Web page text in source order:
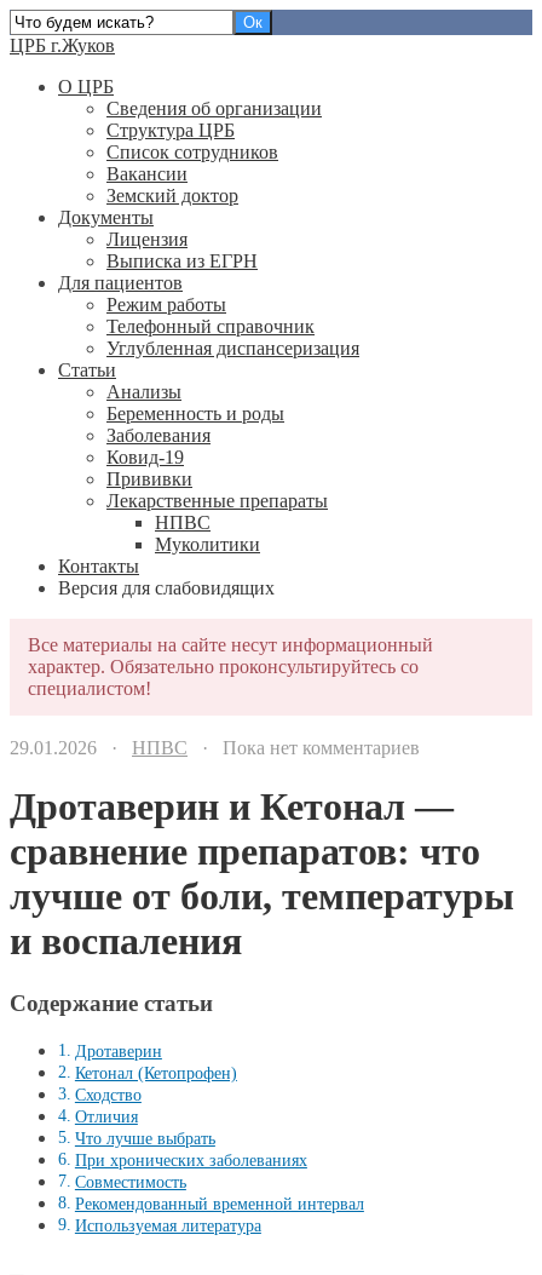
ЦРБ г.Жуков
О ЦРБ
Сведения об организации
Структура ЦРБ
Список сотрудников
Вакансии
Земский доктор
Документы
Лицензия
Выписка из ЕГРН
Для пациентов
Режим работы
Телефонный справочник
Углубленная диспансеризация
Статьи
Анализы
Беременность и роды
Заболевания
Ковид-19
Прививки
Лекарственные препараты
НПВС
Муколитики
Контакты
Версия для слабовидящих
Все материалы на сайте несут информационный
характер. Обязательно проконсультируйтесь со
специалистом!
29.01.2026 · НПВС · Пока нет комментариев
Дротаверин и Кетонал —
сравнение препаратов: что
лучше от боли, температуры
и воспаления
Содержание статьи
Дротаверин
Кетонал (Кетопрофен)
Сходство
Отличия
Что лучше выбрать
При хронических заболеваниях
Совместимость
Рекомендованный временной интервал
Используемая литература